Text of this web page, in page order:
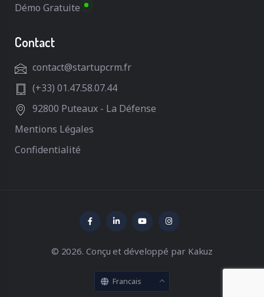
Démo Gratuite
Contact
contact@startupcrm.fr
(+33) 01.47.58.07.44
92800 Puteaux - La Défense
Mentions Légales
Confidentialité
© 2026. Conçu et développé par Kakuz
Francais